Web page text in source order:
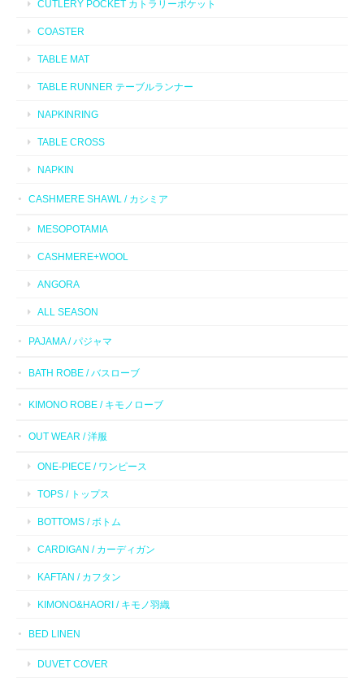
CUTLERY POCKET カトラリーポケット
COASTER
TABLE MAT
TABLE RUNNER テーブルランナー
NAPKINRING
TABLE CROSS
NAPKIN
CASHMERE SHAWL / カシミア
MESOPOTAMIA
CASHMERE+WOOL
ANGORA
ALL SEASON
PAJAMA / パジャマ
BATH ROBE / バスローブ
KIMONO ROBE / キモノローブ
OUT WEAR / 洋服
ONE-PIECE / ワンピース
TOPS / トップス
BOTTOMS / ボトム
CARDIGAN / カーディガン
KAFTAN / カフタン
KIMONO&HAORI / キモノ羽織
BED LINEN
DUVET COVER